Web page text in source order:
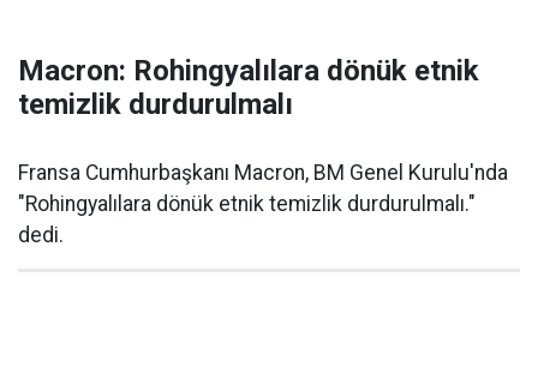
Macron: Rohingyalılara dönük etnik
temizlik durdurulmalı
Fransa Cumhurbaşkanı Macron, BM Genel Kurulu'nda
"Rohingyalılara dönük etnik temizlik durdurulmalı."
dedi.